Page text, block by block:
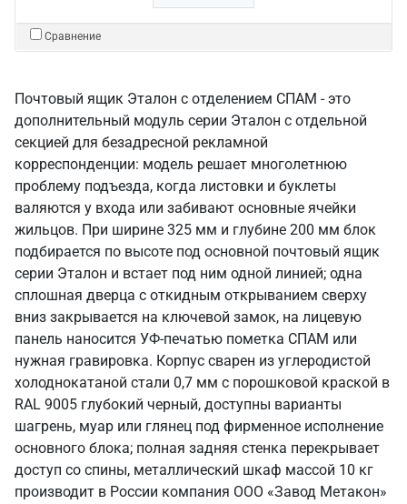
Сравнение
Почтовый ящик Эталон с отделением СПАМ - это
дополнительный модуль серии Эталон с отдельной
секцией для безадресной рекламной
корреспонденции: модель решает многолетнюю
проблему подъезда, когда листовки и буклеты
валяются у входа или забивают основные ячейки
жильцов. При ширине 325 мм и глубине 200 мм блок
подбирается по высоте под основной почтовый ящик
серии Эталон и встает под ним одной линией; одна
сплошная дверца с откидным открыванием сверху
вниз закрывается на ключевой замок, на лицевую
панель наносится УФ-печатью пометка СПАМ или
нужная гравировка. Корпус сварен из углеродистой
холоднокатаной стали 0,7 мм с порошковой краской в
RAL 9005 глубокий черный, доступны варианты
шагрень, муар или глянец под фирменное исполнение
основного блока; полная задняя стенка перекрывает
доступ со спины, металлический шкаф массой 10 кг
производит в России компания ООО «Завод Метакон»